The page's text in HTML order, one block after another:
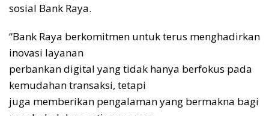
sosial Bank Raya.
“Bank Raya berkomitmen untuk terus menghadirkan
inovasi layanan
perbankan digital yang tidak hanya berfokus pada
kemudahan transaksi, tetapi
juga memberikan pengalaman yang bermakna bagi